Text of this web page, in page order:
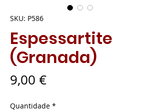
SKU: P586
Espessartite
(Granada)
9,00 €Preço
Quantidade *